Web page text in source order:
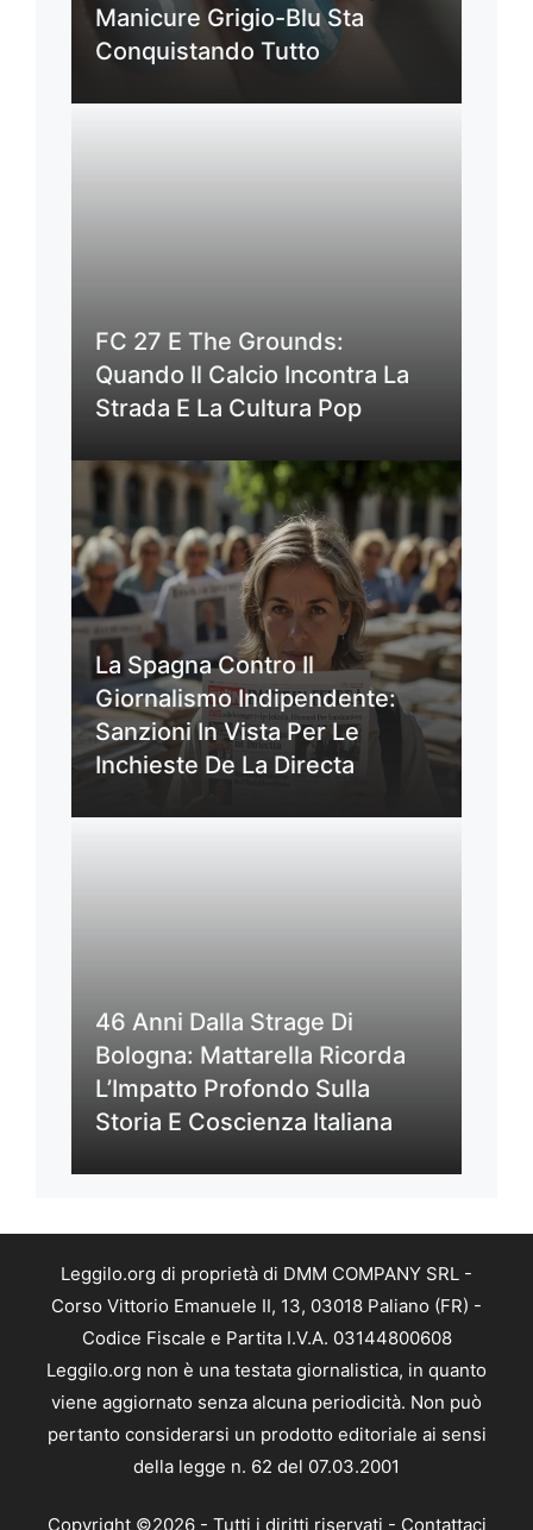
Manicure Grigio-Blu Sta
Conquistando Tutto
FC 27 E The Grounds:
Quando Il Calcio Incontra La
Strada E La Cultura Pop
La Spagna Contro Il
Giornalismo Indipendente:
Sanzioni In Vista Per Le
Inchieste De La Directa
46 Anni Dalla Strage Di
Bologna: Mattarella Ricorda
L’Impatto Profondo Sulla
Storia E Coscienza Italiana
Leggilo.org di proprietà di DMM COMPANY SRL -
Corso Vittorio Emanuele II, 13, 03018 Paliano (FR) -
Codice Fiscale e Partita I.V.A. 03144800608
Leggilo.org non è una testata giornalistica, in quanto
viene aggiornato senza alcuna periodicità. Non può
pertanto considerarsi un prodotto editoriale ai sensi
della legge n. 62 del 07.03.2001
Copyright ©2026 - Tutti i diritti riservati - Contattaci